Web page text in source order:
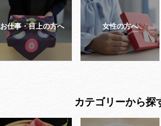
お仕事・目上の方へ 女性の方へ
カテゴリーから探